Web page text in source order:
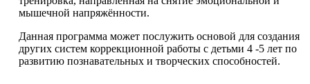
мышечной напряжённости.
Данная программа может послужить основой для создания
других систем коррекционной работы с детьми 4 -5 лет по
развитию познавательных и творческих способностей.